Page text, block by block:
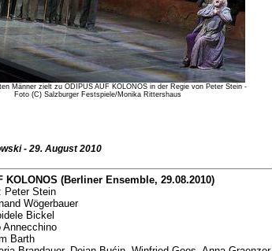
Männer zielt zu ÖDIPUS AUF KOLONOS in der Regie von Peter Stein -
Foto (C) Salzburger Festspiele/Monika Rittershaus
- 29. August 2010
KOLONOS (Berliner Ensemble, 29.08.2010)
Peter Stein
Wögerbauer
Bickel
Annecchino
Barth